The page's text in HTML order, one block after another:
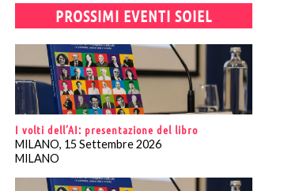
PROSSIMI EVENTI SOIEL
I volti dell’AI: presentazione del libro
MILANO, 15 Settembre 2026
MILANO